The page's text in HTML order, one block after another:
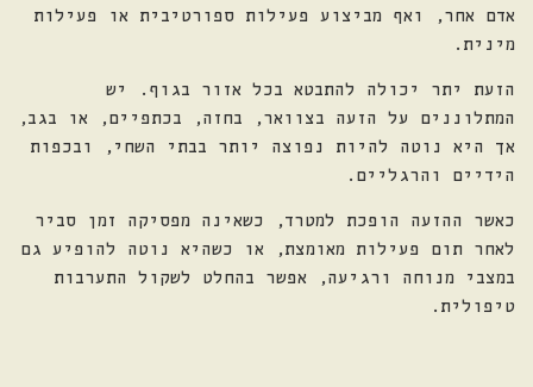
אדם אחר, ואף מביצוע פעילות ספורטיבית או פעילות
מינית.
הזעת יתר יכולה להתבטא בכל אזור בגוף. יש
המתלוננים על הזעה בצוואר, בחזה, בכתפיים, או בגב,
אך היא נוטה להיות נפוצה יותר בבתי השחי, ובכפות
הידיים והרגליים.
כאשר ההזעה הופכת למטרד, כשאינה מפסיקה זמן סביר
לאחר תום פעילות מאומצת, או כשהיא נוטה להופיע גם
במצבי מנוחה ורגיעה, אפשר בהחלט לשקול התערבות
טיפולית.